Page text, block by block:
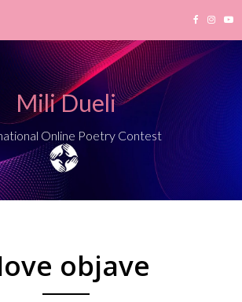
Mili Dueli
Online Poetry Contest
objave